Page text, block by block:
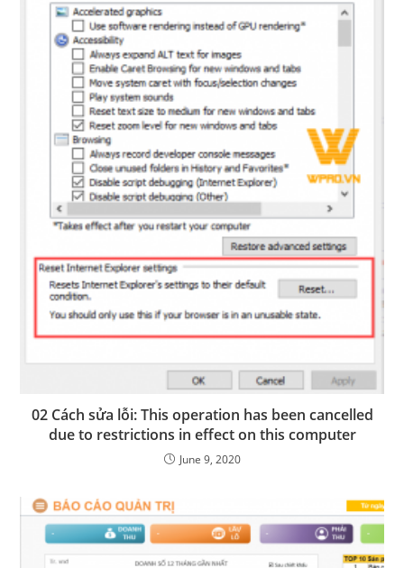
02 Cách sửa lỗi: This operation has been cancelled
due to restrictions in effect on this computer
June 9, 2020